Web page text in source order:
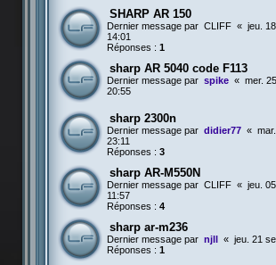
SHARP AR 150
Dernier message par CLIFF « jeu.
14:01
Réponses : 1
sharp AR 5040 code F113
Dernier message par spike « mer.
20:55
sharp 2300n
Dernier message par didier77 «
23:11
Réponses : 3
sharp AR-M550N
Dernier message par CLIFF « jeu.
11:57
Réponses : 4
sharp ar-m236
Dernier message par njll « jeu. 21
Réponses : 1